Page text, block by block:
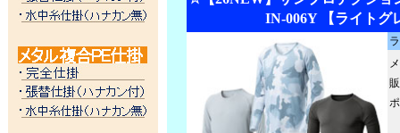
IN-006Y 【ライトグ